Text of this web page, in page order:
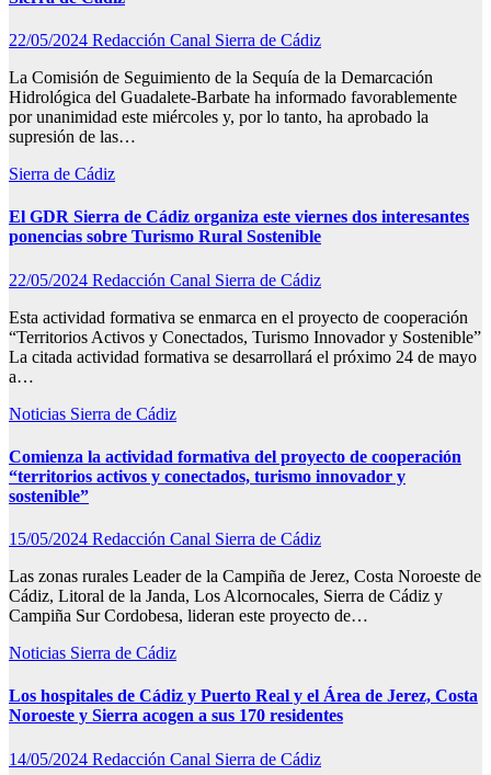
22/05/2024 Redacción Canal Sierra de Cádiz
La Comisión de Seguimiento de la Sequía de la Demarcación
Hidrológica del Guadalete-Barbate ha informado favorablemente
por unanimidad este miércoles y, por lo tanto, ha aprobado la
supresión de las…
Sierra de Cádiz
El GDR Sierra de Cádiz organiza este viernes dos interesantes
ponencias sobre Turismo Rural Sostenible
22/05/2024 Redacción Canal Sierra de Cádiz
Esta actividad formativa se enmarca en el proyecto de cooperación
“Territorios Activos y Conectados, Turismo Innovador y Sostenible”
La citada actividad formativa se desarrollará el próximo 24 de mayo
a…
Noticias Sierra de Cádiz
Comienza la actividad formativa del proyecto de cooperación
“territorios activos y conectados, turismo innovador y
sostenible”
15/05/2024 Redacción Canal Sierra de Cádiz
Las zonas rurales Leader de la Campiña de Jerez, Costa Noroeste de
Cádiz, Litoral de la Janda, Los Alcornocales, Sierra de Cádiz y
Campiña Sur Cordobesa, lideran este proyecto de…
Noticias Sierra de Cádiz
Los hospitales de Cádiz y Puerto Real y el Área de Jerez, Costa
Noroeste y Sierra acogen a sus 170 residentes
14/05/2024 Redacción Canal Sierra de Cádiz